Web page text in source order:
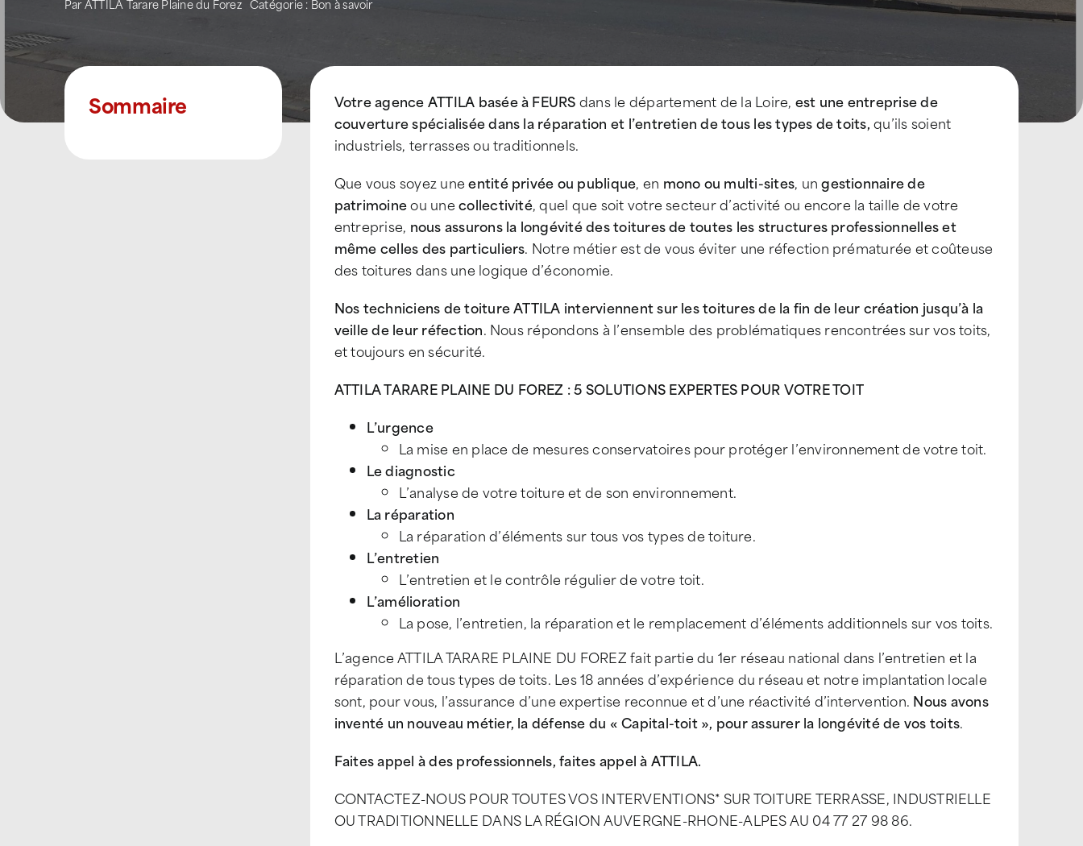
ParATTILA Tarare Plaine du Forez Catégorie : Bon à savoir
Sommaire Votre agence ATTILA basée à FEURSdans le département de la Loire, est une entreprise de
couverture spécialisée dans la réparation et l’entretien de tous les types de toits,qu’ils soient
industriels, terrasses ou traditionnels.
Que vous soyez uneentité privée ou publique, en mono ou multi-sites, ungestionnaire de
patrimoineou unecollectivité, quel que soit votre secteur d’activité ou encore la taille de votre
entreprise, nous assurons la longévité des toitures de toutes les structures professionnelles et
même celles des particuliers. Notre métier est de vous éviter une réfection prématurée et coûteuse
des toitures dans une logique d’économie.
Nos techniciens de toiture ATTILA interviennent sur les toitures de la fin de leur création jusqu’à la
veille de leur réfection. Nous répondons à l’ensemble des problématiques rencontrées sur vos toits,
et toujours en sécurité.
ATTILA TARARE PLAINE DU FOREZ : 5 SOLUTIONS EXPERTES POUR VOTRE TOIT
L’urgence
La mise en place de mesures conservatoires pour protéger l’environnement de votre toit.
Le diagnostic
L’analyse de votre toiture et de son environnement.
La réparation
La réparation d’éléments sur tous vos types de toiture.
L’entretien
L’entretien et le contrôle régulier de votre toit.
L’amélioration
La pose, l’entretien, la réparation et le remplacement d’éléments additionnels sur vos toits.
L’agence ATTILA TARARE PLAINE DU FOREZ fait partie du 1er réseau national dans l’entretien et la
réparation de tous types de toits. Les 18 années d’expérience du réseau et notre implantation locale
sont, pour vous, l’assurance d’une expertise reconnue et d’une réactivité d’intervention. Nous avons
inventé un nouveau métier, la défense du « Capital-toit », pour assurer la longévité de vos toits.
Faites appel à des professionnels, faites appel à ATTILA.
CONTACTEZ-NOUS POUR TOUTES VOS INTERVENTIONS* SUR TOITURE TERRASSE, INDUSTRIELLE
OU TRADITIONNELLE DANS LA RÉGION AUVERGNE-RHONE-ALPES AU 04 77 27 98 86.